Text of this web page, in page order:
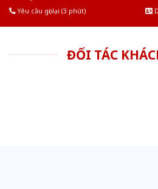
Yêu cầu gọi lại (3 phút)
ĐỐI TÁC